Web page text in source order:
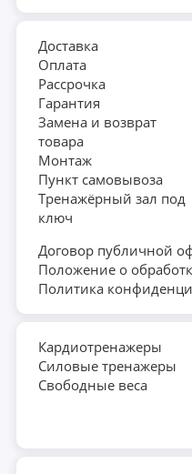
Доставка
Оплата
Рассрочка
Гарантия
Замена и возврат
товара
Монтаж
Пункт самовывоза
Тренажёрный зал под
ключ
Договор публичной
Положение о
Политика
Кардиотренажеры
Силовые тренажеры
Свободные веса